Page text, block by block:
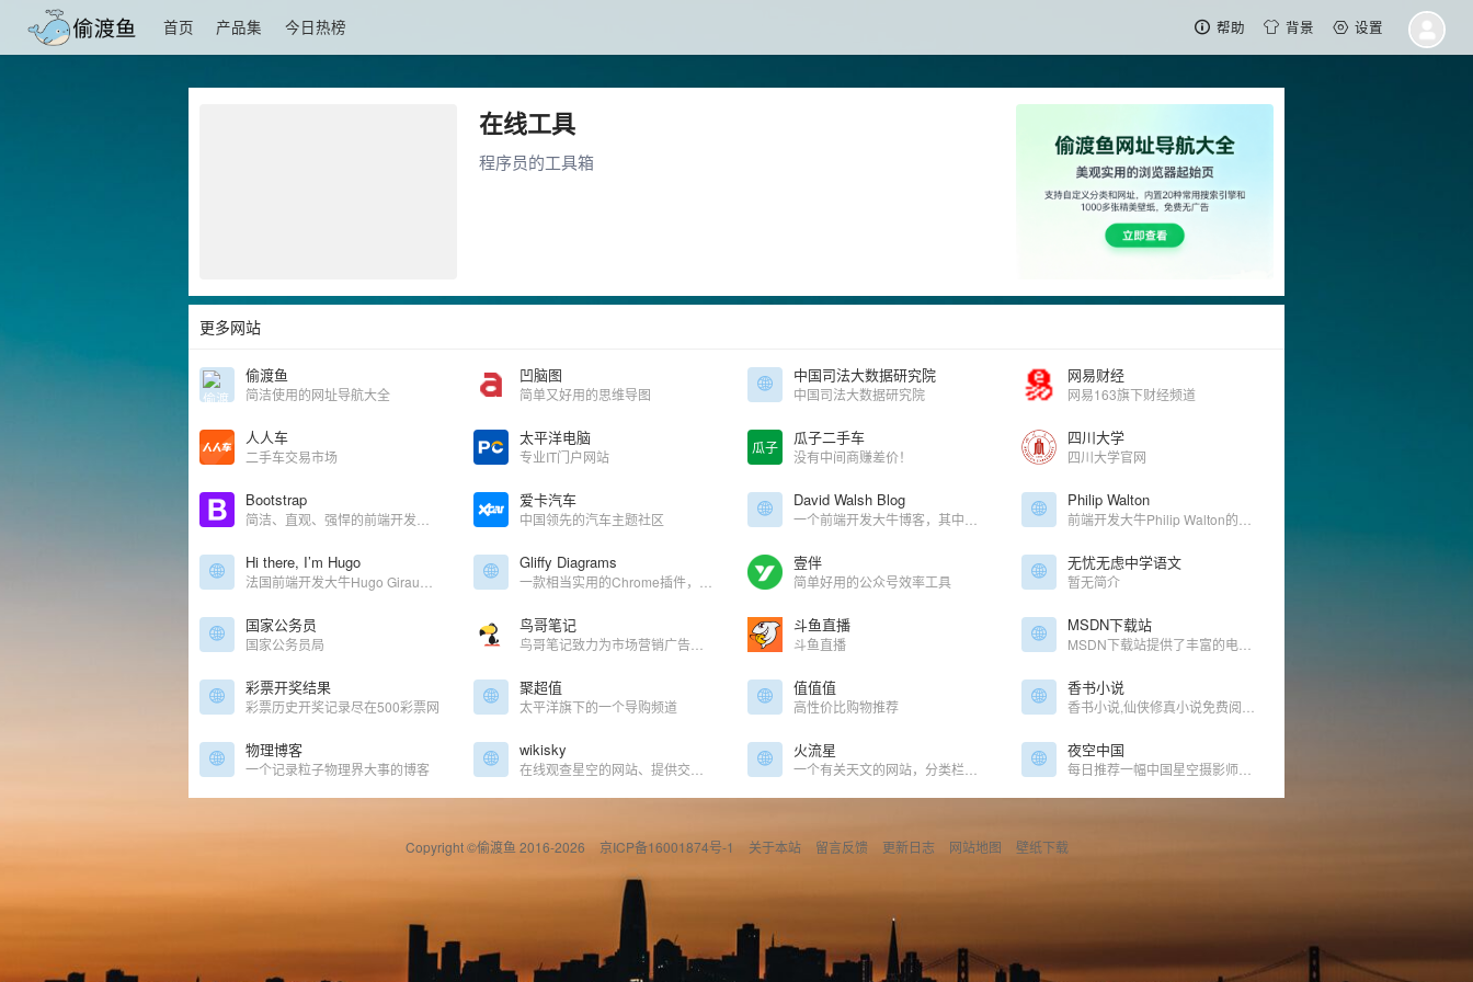
首页 产品集 今日热榜 帮助 背景 设置
在线工具
程序员的工具箱
更多网站
偷渡鱼
简洁使用的网址导航大全
凹脑图
简单又好用的思维导图
中国司法大数据研究院
中国司法大数据研究院
网易财经
网易163旗下财经频道
人人车
二手车交易市场
太平洋电脑
专业IT门户网站
瓜子 瓜子二手车
没有中间商赚差价！
四川大学
四川大学官网
Bootstrap 爱卡汽车
中国领先的汽车主题社区
David Walsh Blog Philip Walton
Hi there, I’m Hugo Gliffy Diagrams 壹伴
简单好用的公众号效率工具
无忧无虑中学语文
暂无简介
国家公务员
国家公务员局
鸟哥笔记 斗鱼直播
斗鱼直播
MSDN下载站
彩票开奖结果
彩票历史开奖记录尽在500彩票网
聚超值
太平洋旗下的一个导购频道
值值值
高性价比购物推荐
香书小说
物理博客
一个记录粒子物理界大事的博客
wikisky 火流星 夜空中国
Copyright ©偷渡鱼 2016-2026 京ICP备16001874号-1 关于本站 留言反馈 更新日志 网站地图 壁纸下载